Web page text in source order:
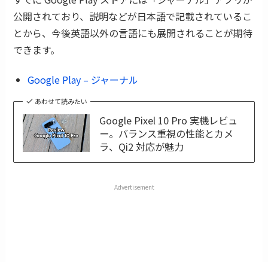
公開されており、説明などが日本語で記載されているこ
とから、今後英語以外の言語にも展開されることが期待
できます。
Google Play – ジャーナル
あわせて読みたい
Google Pixel 10 Pro 実機レビュ
ー。バランス重視の性能とカメ
ラ、Qi2 対応が魅力
Advertisement